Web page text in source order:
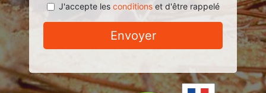
J'accepte les conditionset d'être rappelé
Envoyer